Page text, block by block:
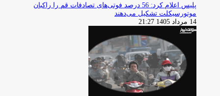
پلیس اعلام کرد: 56 درصد فوتی‌های تصادفات قم را راکبان
موتورسیکلت تشکیل می‌دهند
14 مرداد 1405 21:27